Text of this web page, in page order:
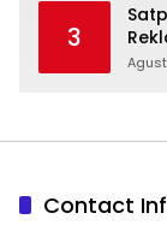
3
dan
Contact